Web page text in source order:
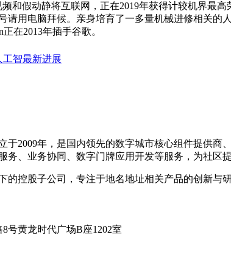
和假动静将互联网，正在2019年获得计较机界最
请用电脑拜候。亲身培育了一多量机械进修相关
在2013年插手谷歌。
智最新进展
于2009年，是国内领先的数字城市核心组件提供
务、业务协同、数字门牌应用开发等服务，为社区
的控股子公司，专注于地名地址相关产品的创新与研
号黄龙时代广场B座1202室